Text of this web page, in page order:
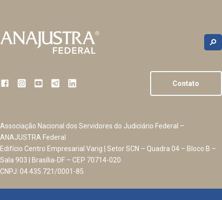
Contato
Associação Nacional dos Servidores do Judiciário Federal –
ANAJUSTRA Federal
Edifício Centro Empresarial Varig | Setor SCN – Quadra 04 – Bloco B –
Sala 903 | Brasília-DF – CEP 70714-020
CNPJ: 04.435.721/0001-85